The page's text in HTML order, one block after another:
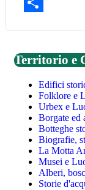
Email
Territorio e
Edifici
Folklore e
Urbex e
Borgate ed
Botteghe
Biografie,
La Motta
Musei e
Alberi,
Storie